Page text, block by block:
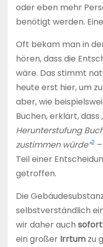
oder eben mehr
benötigt werden.
Oft bekam man in
hören, dass die
wäre. Das stimmt
heute erst hier, um
aber, wie
Buchen, erklärt, dass
Herunterstufung
zustimmen würde“2
Teil einer
getroffen.
Die
selbstverständlich
wir daher auch sofort
ein großer Irrtum zu